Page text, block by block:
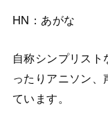
HN：あがな
自称シンプリス
ったりアニソン
ています。